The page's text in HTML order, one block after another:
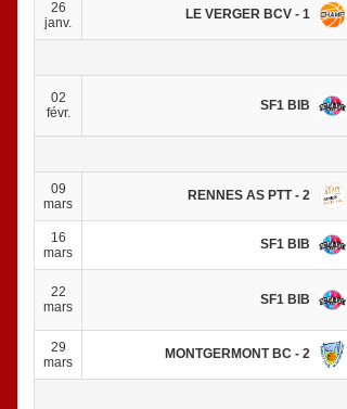
26
janv.
LE VERGER BCV - 1
02
févr.
SF1 BIB
09
mars
RENNES AS PTT - 2
16
mars
SF1 BIB
22
mars
SF1 BIB
29
mars
MONTGERMONT BC - 2